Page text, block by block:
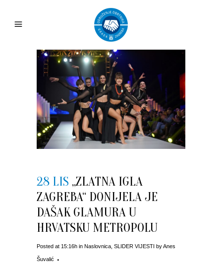
28 LIS „ZLATNA IGLA
ZAGREBA“ DONIJELA JE
DAŠAK GLAMURA U
HRVATSKU METROPOLU
Posted at 15:16h in Naslovnica SLIDER VIJESTI byAnes
Šuvalić